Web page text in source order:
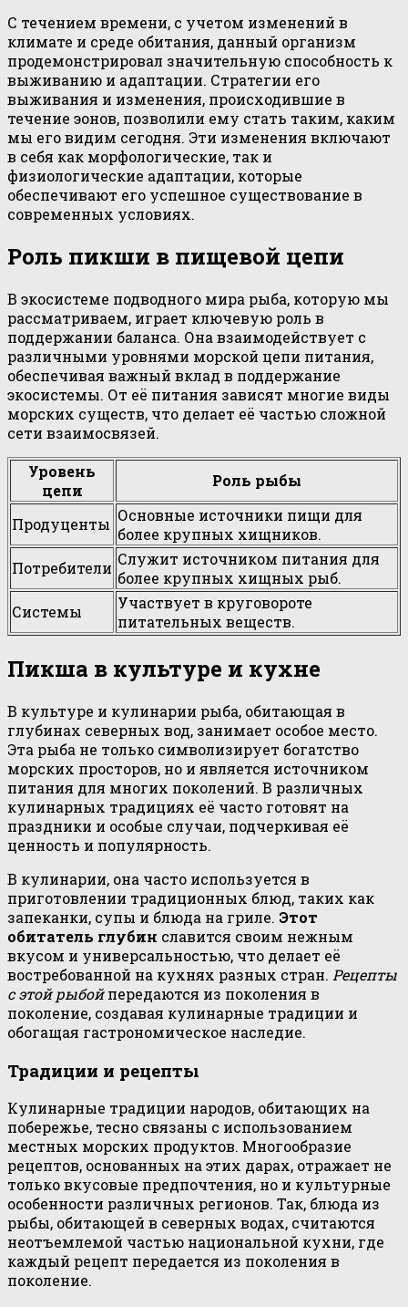
С течением времени, с учетом изменений в
климате и среде обитания, данный организм
продемонстрировал значительную способность к
выживанию и адаптации. Стратегии его
выживания и изменения, происходившие в
течение эонов, позволили ему стать таким, каким
мы его видим сегодня. Эти изменения включают
в себя как морфологические, так и
физиологические адаптации, которые
обеспечивают его успешное существование в
современных условиях.
Роль пикши в пищевой цепи
В экосистеме подводного мира рыба, которую мы
рассматриваем, играет ключевую роль в
поддержании баланса. Она взаимодействует с
различными уровнями морской цепи питания,
обеспечивая важный вклад в поддержание
экосистемы. От её питания зависят многие виды
морских существ, что делает её частью сложной
сети взаимосвязей.
Уровень
цепи
Роль рыбы
Продуценты Основные источники пищи для
более крупных хищников.
Потребители Служит источником питания для
более крупных хищных рыб.
Системы
Участвует в круговороте
питательных веществ.
Пикша в культуре и кухне
В культуре и кулинарии рыба, обитающая в
глубинах северных вод, занимает особое место.
Эта рыба не только символизирует богатство
морских просторов, но и является источником
питания для многих поколений. В различных
кулинарных традициях её часто готовят на
праздники и особые случаи, подчеркивая её
ценность и популярность.
В кулинарии, она часто используется в
приготовлении традиционных блюд, таких как
запеканки, супы и блюда на гриле. Этот
обитатель глубин славится своим нежным
вкусом и универсальностью, что делает её
востребованной на кухнях разных стран. Рецепты
с этой рыбойпередаются из поколения в
поколение, создавая кулинарные традиции и
обогащая гастрономическое наследие.
Традиции и рецепты
Кулинарные традиции народов, обитающих на
побережье, тесно связаны с использованием
местных морских продуктов. Многообразие
рецептов, основанных на этих дарах, отражает не
только вкусовые предпочтения, но и культурные
особенности различных регионов. Так, блюда из
рыбы, обитающей в северных водах, считаются
неотъемлемой частью национальной кухни, где
каждый рецепт передается из поколения в
поколение.